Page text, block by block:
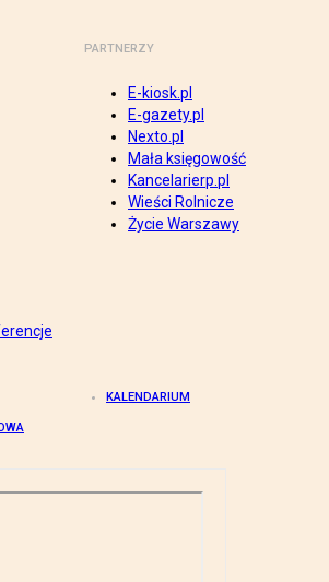
PARTNERZY
E-kiosk.pl
E-gazety.pl
Nexto.pl
Mała księgowość
Kancelarierp.pl
Wieści Rolnicze
Życie Warszawy
KALENDARIUM